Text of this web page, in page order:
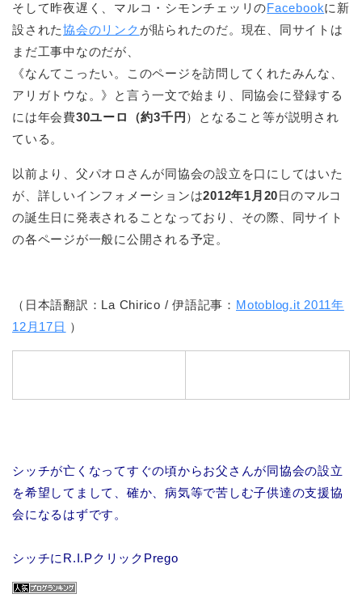
そして昨夜遅く、マルコ・シモンチェッリのFacebookに新
設された協会のリンク が貼られたのだ。現在、同サイトは
まだ工事中なのだが、
《なんてこったい。このページを訪問してくれたみんな、
アリガトウな。》と言う一文で始まり、同協会に登録する
には年会費30ユーロ（約3千円 ）となること等が説明され
ている。
以前より、父パオロさんが同協会の設立を口にしてはいた
が、詳しいインフォメーションは2012年1月20 日のマルコ
の誕生日に発表されることなっており、その際、同サイト
の各ページが一般に公開される予定。
（日本語翻訳：La Chirico / 伊語記事： Motoblog.it 2011年
12月17日 ）
シッチが亡くなってすぐの頃からお父さんが同協会の設立
を希望してまして、確か、病気等で苦しむ子供達の支援協
会になるはずです。
シッチにR.I.PクリックPrego